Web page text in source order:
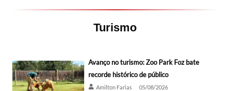
Turismo
Avanço no turismo: Zoo Park Foz bate
recorde histórico de público
Amilton Farias 05/08/2026